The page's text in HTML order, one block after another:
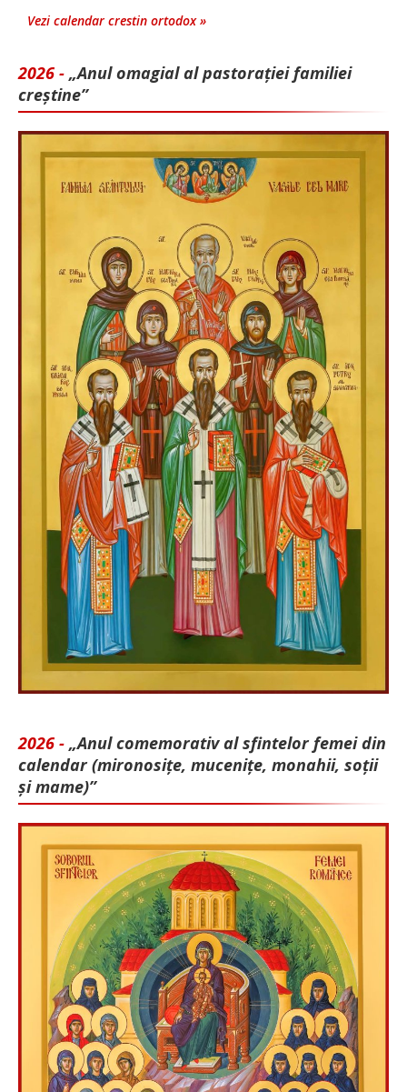
Vezi calendar crestin ortodox »
2026 - „Anul omagial al pastorației familiei
creștine”
2026 - „Anul comemorativ al sfintelor femei din
calendar (mironosițe, mu­cenițe, monahii, soții
și mame)”